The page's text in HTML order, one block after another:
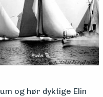
og hør dyktige Elin